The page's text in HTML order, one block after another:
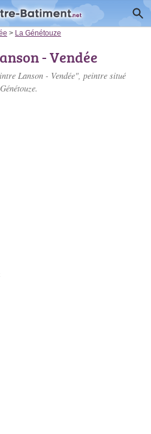
> La Génétouze
- Vendée
Lanson - Vendée", peintre situé